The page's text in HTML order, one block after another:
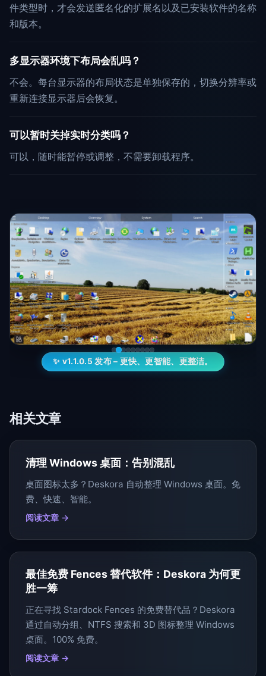
件类型时，才会发送匿名化的扩展名以及已安装软件的名称
和版本。
多显示器环境下布局会乱吗？
不会。每台显示器的布局状态是单独保存的，切换分辨率或
重新连接显示器后会恢复。
可以暂时关掉实时分类吗？
可以，随时能暂停或调整，不需要卸载程序。
✨ v1.1.0.5 发布 – 更快、更智能、更整洁。
相关文章
清理 Windows 桌面：告别混乱
桌面图标太多？Deskora 自动整理 Windows 桌面。免
费、快速、智能。
阅读文章 →
最佳免费 Fences 替代软件：Deskora 为何更
胜一筹
正在寻找 Stardock Fences 的免费替代品？Deskora
通过自动分组、NTFS 搜索和 3D 图标整理 Windows
桌面。100% 免费。
阅读文章 →